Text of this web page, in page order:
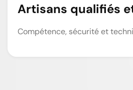
Artisans qualifiés
Compétence, sécurité et